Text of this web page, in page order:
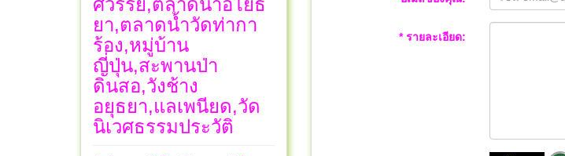
ศวรรย์,ตลาดน้ำอโยธ
ยา,ตลาดน้ำวัดท่ากา
ร้อง,หมู่บ้าน
ญี่ปุ่น,สะพานป่า
ดินสอ,วังช้าง
อยุธยา,แลเพนียด,วัด
นิเวศธรรมประวัติ
* รายละเอียด: